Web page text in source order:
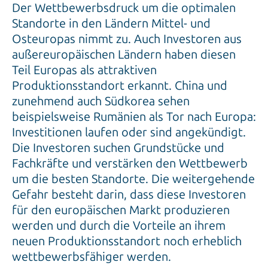
Der Wettbewerbsdruck um die optimalen
Standorte in den Ländern Mittel- und
Osteuropas nimmt zu. Auch Investoren aus
außereuropäischen Ländern haben diesen
Teil Europas als attraktiven
Produktionsstandort erkannt. China und
zunehmend auch Südkorea sehen
beispielsweise Rumänien als Tor nach Europa:
Investitionen laufen oder sind angekündigt.
Die Investoren suchen Grundstücke und
Fachkräfte und verstärken den Wettbewerb
um die besten Standorte. Die weitergehende
Gefahr besteht darin, dass diese Investoren
für den europäischen Markt produzieren
werden und durch die Vorteile an ihrem
neuen Produktionsstandort noch erheblich
wettbewerbsfähiger werden.